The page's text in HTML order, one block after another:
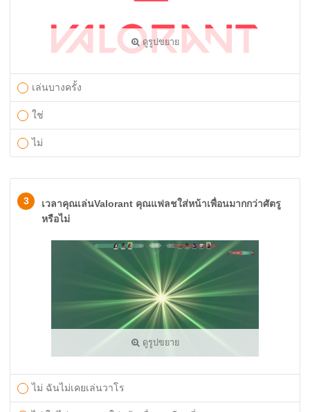
ดูรูปขยาย
เล่นบางครั้ง
ใช่
ไม่
3
เวลาคุณเล่นValorant คุณแฟลชใส่หน้าเพื่อนมากกว่าศัตรู
หรือไม่
ดูรูปขยาย
ไม่ ฉันไม่เคยเล่นวาโร